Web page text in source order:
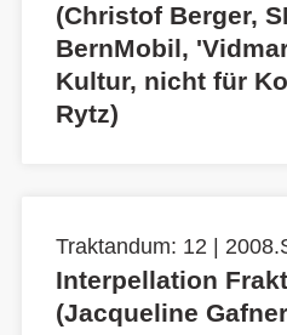
(Christof Berger,
BernMobil,
Kultur, nicht für
Rytz)
Traktandum: 12 |
Interpellation
(Jacqueline